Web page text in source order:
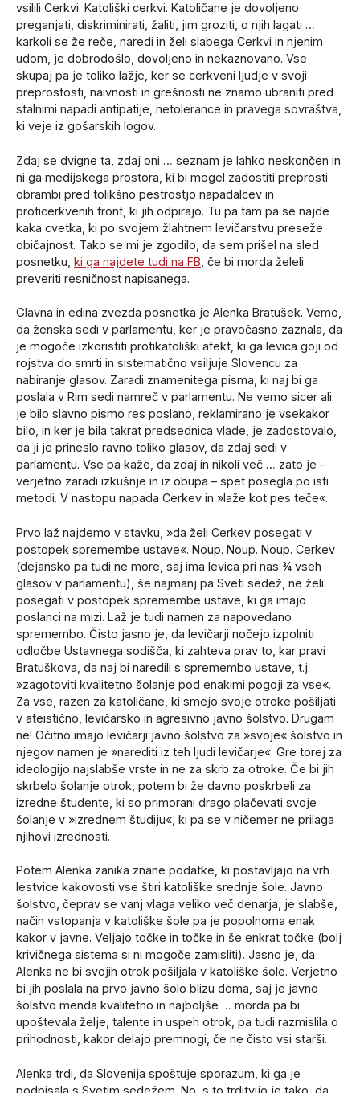
vsilili Cerkvi. Katoliški cerkvi. Katoličane je dovoljeno
preganjati, diskriminirati, žaliti, jim groziti, o njih lagati …
karkoli se že reče, naredi in želi slabega Cerkvi in njenim
udom, je dobrodošlo, dovoljeno in nekaznovano. Vse
skupaj pa je toliko lažje, ker se cerkveni ljudje v svoji
preprostosti, naivnosti in grešnosti ne znamo ubraniti pred
stalnimi napadi antipatije, netolerance in pravega sovraštva,
ki veje iz gošarskih logov.
Zdaj se dvigne ta, zdaj oni … seznam je lahko neskončen in
ni ga medijskega prostora, ki bi mogel zadostiti preprosti
obrambi pred tolikšno pestrostjo napadalcev in
proticerkvenih front, ki jih odpirajo. Tu pa tam pa se najde
kaka cvetka, ki po svojem žlahtnem levičarstvu preseže
običajnost. Tako se mi je zgodilo, da sem prišel na sled
posnetku, ki ga najdete tudi na FB , če bi morda želeli
preveriti resničnost napisanega.
Glavna in edina zvezda posnetka je Alenka Bratušek. Vemo,
da ženska sedi v parlamentu, ker je pravočasno zaznala, da
je mogoče izkoristiti protikatoliški afekt, ki ga levica goji od
rojstva do smrti in sistematično vsiljuje Slovencu za
nabiranje glasov. Zaradi znamenitega pisma, ki naj bi ga
poslala v Rim sedi namreč v parlamentu. Ne vemo sicer ali
je bilo slavno pismo res poslano, reklamirano je vsekakor
bilo, in ker je bila takrat predsednica vlade, je zadostovalo,
da ji je prineslo ravno toliko glasov, da zdaj sedi v
parlamentu. Vse pa kaže, da zdaj in nikoli več … zato je –
verjetno zaradi izkušnje in iz obupa – spet posegla po isti
metodi. V nastopu napada Cerkev in »laže kot pes teče«.
Prvo laž najdemo v stavku, »da želi Cerkev posegati v
postopek spremembe ustave«. Noup. Noup. Noup. Cerkev
(dejansko pa tudi ne more, saj ima levica pri nas ¾ vseh
glasov v parlamentu), še najmanj pa Sveti sedež, ne želi
posegati v postopek spremembe ustave, ki ga imajo
poslanci na mizi. Laž je tudi namen za napovedano
spremembo. Čisto jasno je, da levičarji nočejo izpolniti
odločbe Ustavnega sodišča, ki zahteva prav to, kar pravi
Bratuškova, da naj bi naredili s spremembo ustave, t.j.
»zagotoviti kvalitetno šolanje pod enakimi pogoji za vse«.
Za vse, razen za katoličane, ki smejo svoje otroke pošiljati
v ateistično, levičarsko in agresivno javno šolstvo. Drugam
ne! Očitno imajo levičarji javno šolstvo za »svoje« šolstvo in
njegov namen je »narediti iz teh ljudi levičarje«. Gre torej za
ideologijo najslabše vrste in ne za skrb za otroke. Če bi jih
skrbelo šolanje otrok, potem bi že davno poskrbeli za
izredne študente, ki so primorani drago plačevati svoje
šolanje v »izrednem študiju«, ki pa se v ničemer ne prilaga
njihovi izrednosti.
Potem Alenka zanika znane podatke, ki postavljajo na vrh
lestvice kakovosti vse štiri katoliške srednje šole. Javno
šolstvo, čeprav se vanj vlaga veliko več denarja, je slabše,
način vstopanja v katoliške šole pa je popolnoma enak
kakor v javne. Veljajo točke in točke in še enkrat točke (bolj
krivičnega sistema si ni mogoče zamisliti). Jasno je, da
Alenka ne bi svojih otrok pošiljala v katoliške šole. Verjetno
bi jih poslala na prvo javno šolo blizu doma, saj je javno
šolstvo menda kvalitetno in najboljše … morda pa bi
upoštevala želje, talente in uspeh otrok, pa tudi razmislila o
prihodnosti, kakor delajo premnogi, če ne čisto vsi starši.
Alenka trdi, da Slovenija spoštuje sporazum, ki ga je
podpisala s Svetim sedežem. No, s to trditvijo je tako, da